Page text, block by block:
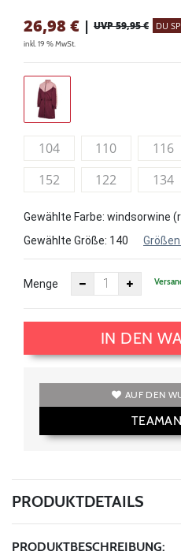
26,98 € | UVP 59,95 € DU
inkl. 19 % MwSt.
104 110 116
152
122 134
Gewählte Farbe: windsorwine
Gewählte Größe: 140
Menge
IN DEN
AUF DEN
PRODUKTDETAILS
PRODUKTBESCHREIBUNG: